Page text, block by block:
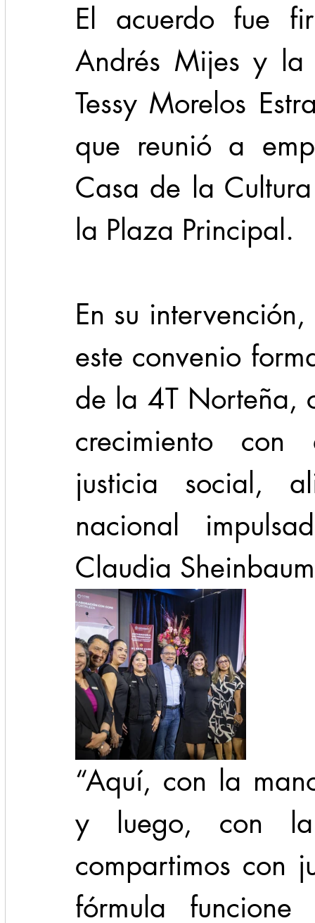
El acuerdo fue
Andrés Mijes y la
Tessy Morelos
que reunió a
Casa de la
la Plaza Principal.
En su
este convenio
de la 4T Norteña,
crecimiento con
justicia social,
nacional
Claudia
“Aquí, con la
y luego, con
compartimos con
fórmula